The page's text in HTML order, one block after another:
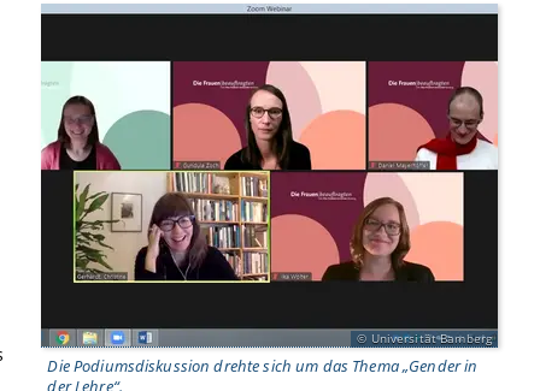
Universität Bamberg
Die Podiumsdiskussion drehte sich um das Thema „Gender in